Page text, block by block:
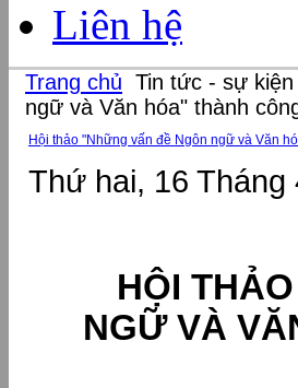
Liên hệ
Trang chủ Tin tức - sự kiện
ngữ và Văn hóa" thành
Hội thảo "Những vấn đề Ngôn ngữ và Văn
Thứ hai, 16 Tháng
HỘI THẢO
NGỮ VÀ